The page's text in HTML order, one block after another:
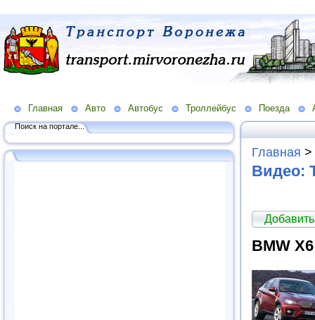
Главная Авто Автобус Троллейбус Поезда
Поиск на портале...
Главная >
Видео:
BMW